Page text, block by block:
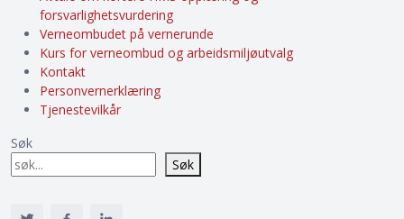
forsvarlighetsvurdering
Verneombudet på vernerunde
Kurs for verneombud og arbeidsmiljøutvalg
Kontakt
Personvernerklæring
Tjenestevilkår
Søk
Søk